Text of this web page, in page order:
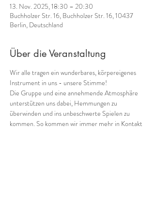
13. Nov. 2025, 18:30 – 20:30
Buchholzer Str. 16, Buchholzer Str. 16, 10437
Berlin, Deutschland
Über die Veranstaltung
Wir alle tragen ein wunderbares, körpereigenes
Instrument in uns - unsere Stimme!
Die Gruppe und eine annehmende Atmosphäre
unterstützen uns dabei, Hemmungen zu
überwinden und ins unbeschwerte Spielen zu
kommen. So kommen wir immer mehr in Kontakt